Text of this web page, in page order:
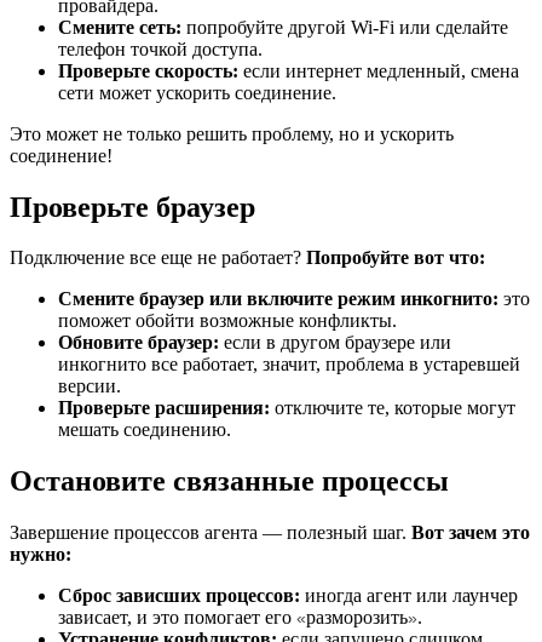
провайдера.
Смените сеть: попробуйте другой Wi-Fi или сделайте
телефон точкой доступа.
Проверьте скорость: если интернет медленный, смена
сети может ускорить соединение.
Это может не только решить проблему, но и ускорить
соединение!
Проверьте браузер
Подключение все еще не работает? Попробуйте вот что:
Смените браузер или включите режим инкогнито: это
поможет обойти возможные конфликты.
Обновите браузер: если в другом браузере или
инкогнито все работает, значит, проблема в устаревшей
версии.
Проверьте расширения: отключите те, которые могут
мешать соединению.
Остановите связанные процессы
Завершение процессов агента — полезный шаг. Вот зачем это
нужно:
Сброс зависших процессов: иногда агент или лаунчер
зависает, и это помогает его «разморозить».